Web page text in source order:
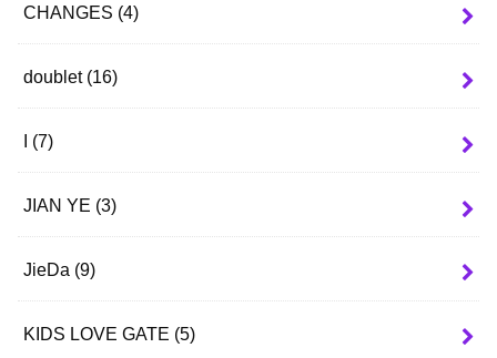
CHANGES (4)
doublet (16)
I (7)
JIAN YE (3)
JieDa (9)
KIDS LOVE GATE (5)